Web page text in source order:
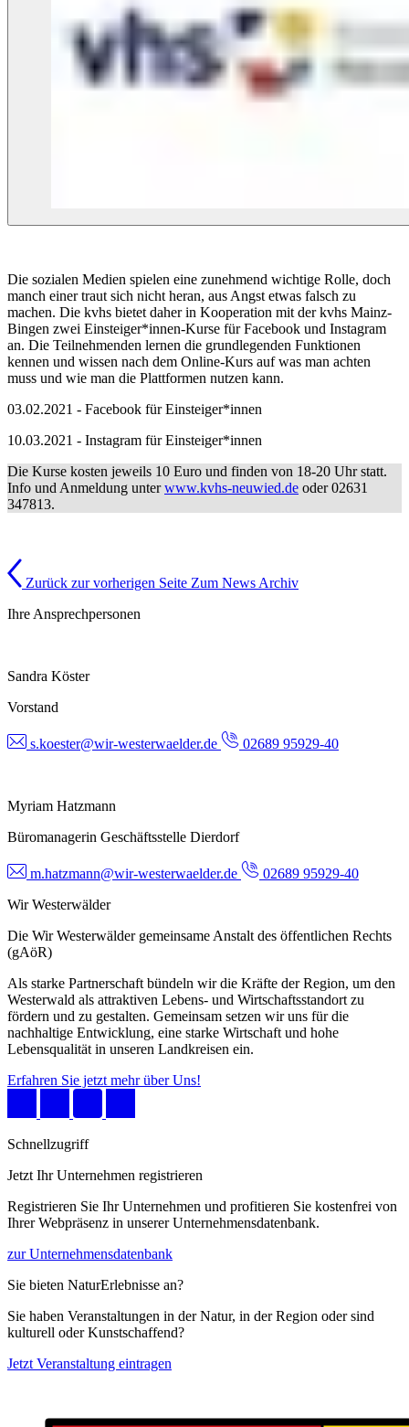
Die sozialen Medien spielen eine zunehmend wichtige Rolle, doch
manch einer traut sich nicht heran, aus Angst etwas falsch zu
machen. Die kvhs bietet daher in Kooperation mit der kvhs Mainz-
Bingen zwei Einsteiger*innen-Kurse für Facebook und Instagram
an. Die Teilnehmenden lernen die grundlegenden Funktionen
kennen und wissen nach dem Online-Kurs auf was man achten
muss und wie man die Plattformen nutzen kann.
03.02.2021 - Facebook für Einsteiger*innen
10.03.2021 - Instagram für Einsteiger*innen
Die Kurse kosten jeweils 10 Euro und finden von 18-20 Uhr statt.
Info und Anmeldung unterwww.kvhs-neuwied.de oder 02631
347813.
Zurück zur vorherigen Seite Zum News Archiv
Ihre Ansprechpersonen
Sandra Köster
Vorstand
s.koester@wir-westerwaelder.de 02689 95929-40
Myriam Hatzmann
Büromanagerin Geschäftsstelle Dierdorf
m.hatzmann@wir-westerwaelder.de
02689 95929-40
Wir Westerwälder
Die Wir Westerwälder gemeinsame Anstalt des öffentlichen Rechts
(gAöR)
Als starke Partnerschaft bündeln wir die Kräfte der Region, um den
Westerwald als attraktiven Lebens- und Wirtschaftsstandort zu
fördern und zu gestalten. Gemeinsam setzen wir uns für die
nachhaltige Entwicklung, eine starke Wirtschaft und hohe
Lebensqualität in unseren Landkreisen ein.
Erfahren Sie jetzt mehr über Uns!
Schnellzugriff
Jetzt Ihr Unternehmen registrieren
Registrieren Sie Ihr Unternehmen und profitieren Sie kostenfrei von
Ihrer Webpräsenz in unserer Unternehmensdatenbank.
zur Unternehmensdatenbank
Sie bieten NaturErlebnisse an?
Sie haben Veranstaltungen in der Natur, in der Region oder sind
kulturell oder Kunstschaffend?
Jetzt Veranstaltung eintragen